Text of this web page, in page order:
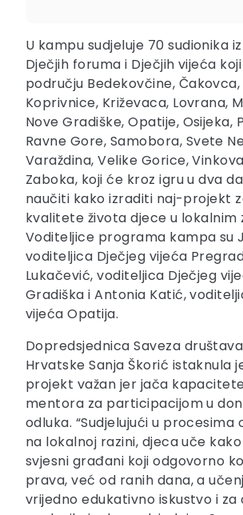
U kampu sudjeluje 70 sudionika
Dječjih foruma i Dječjih vijeća
području Bedekovčine,
Koprivnice, Križevaca, Lovrana,
Nove Gradiške, Opatije, Osijeka,
Ravne Gore, Samobora, Svete
Varaždina, Velike Gorice,
Zaboka, koji će kroz igru u dva
naučiti kako izraditi naj-projekt
kvalitete života djece u lokalnim
Voditeljice programa kampa su
voditeljica Dječjeg vijeća
Lukačević, voditeljica Dječjeg
Gradiška i Antonia Katić,
vijeća Opatija.
Dopredsjednica Saveza
Hrvatske Sanja Škorić istaknula
projekt važan jer jača
mentora za participacijom u
odluka. “Sudjelujući u procesima
na lokalnoj razini, djeca uče
svjesni građani koji odgovorno
prava, već od ranih dana, a
vrijedno edukativno iskustvo i za